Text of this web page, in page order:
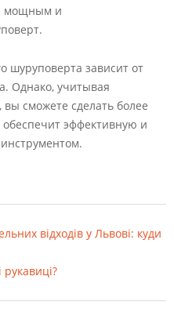
мощным и
шуруповерта зависит от
Однако, учитывая
сможете сделать более
эффективную и
відходів у Львові: куди